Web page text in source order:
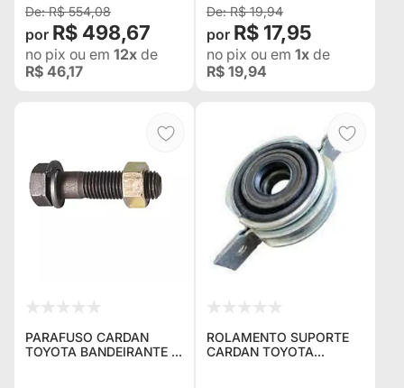
R$ 554,08
R$ 498,67
no pix ou em 12x de
R$ 46,17
R$ 19,94
R$ 17,95
no pix ou em 1x de
R$ 19,94
PARAFUSO CARDAN
TOYOTA BANDEIRANTE L-
ROLAMENTO SUPORTE
CARDAN TOYOTA